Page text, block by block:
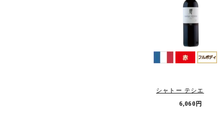
シャトー テシエ
6,060円